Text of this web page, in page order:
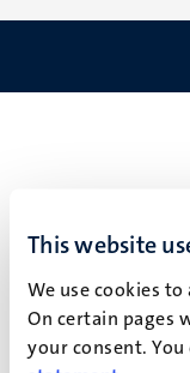
This website
We use cookies
On certain pages
your consent.